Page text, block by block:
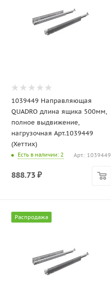
1039449 Направляющая
QUADRO длина ящика 500мм,
полное выдвижение,
нагрузочная Арт.1039449
(Хеттих)
Есть в наличии: 2 Арт.: 1039449
888.73 ₽
Распродажа